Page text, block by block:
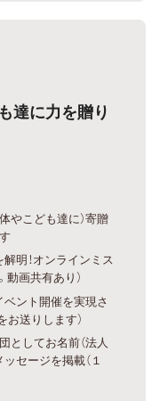
達に力を贈り
やこども達に）寄贈
明！オンラインミス
動画共有あり）
ント開催を実現さ
お送りします）
としてお名前（法人
セージを掲載（１